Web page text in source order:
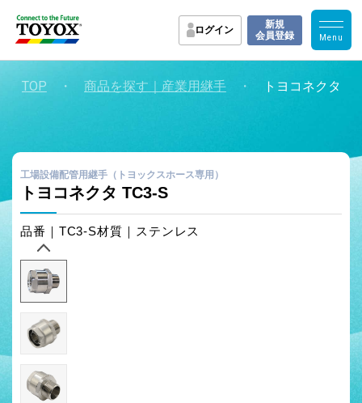
ログイン
新規
会員登録
TOP ・ 商品を探す｜産業用継手 ・ トヨコネクタ
工場設備配管用継手（トヨックスホース専用）
トヨコネクタ TC3-S
品番｜TC3-S材質｜ステンレス